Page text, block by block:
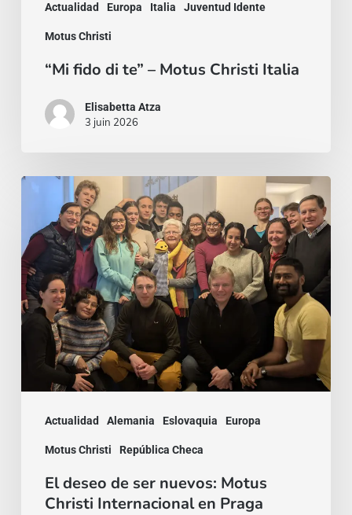
Actualidad Europa Italia Juventud Idente
Motus Christi
“Mi fido di te” – Motus Christi Italia
Elisabetta Atza
3 juin 2026
Actualidad Alemania Eslovaquia Europa
Motus Christi República Checa
de
ser
nuevos:
Motus
Christi
Internacional
en
Praga
El deseo de ser nuevos: Motus
Christi Internacional en Praga